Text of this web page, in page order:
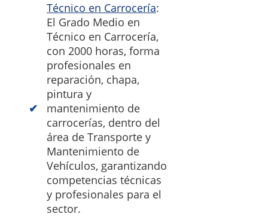
Técnico en Carrocería:
El Grado Medio en
Técnico en Carrocería,
con 2000 horas, forma
profesionales en
reparación, chapa,
pintura y
mantenimiento de
carrocerías, dentro del
área de Transporte y
Mantenimiento de
Vehículos, garantizando
competencias técnicas
y profesionales para el
sector.